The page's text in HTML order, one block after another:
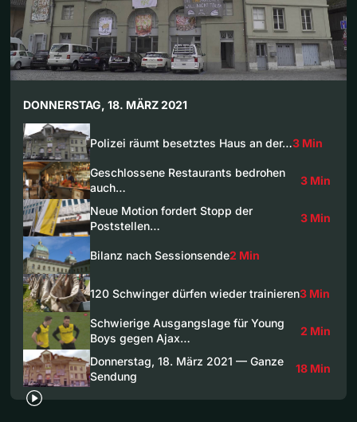
DONNERSTAG, 18. MÄRZ 2021
Polizei räumt besetztes Haus an der…3 Min
Geschlossene Restaurants bedrohen
auch…
3 Min
Neue Motion fordert Stopp der
Poststellen…
3 Min
Bilanz nach Sessionsende2 Min
120 Schwinger dürfen wieder trainieren3 Min
Schwierige Ausgangslage für Young
Boys gegen Ajax…
2 Min
Donnerstag, 18. März 2021 — Ganze
Sendung
18 Min